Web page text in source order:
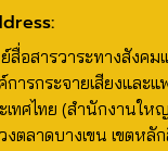
สื่อสารวาระทางสังค
การกระจายเสียงและ
เทศไทย (สำนักงานใ
งตลาดบางเขน เขตหลั